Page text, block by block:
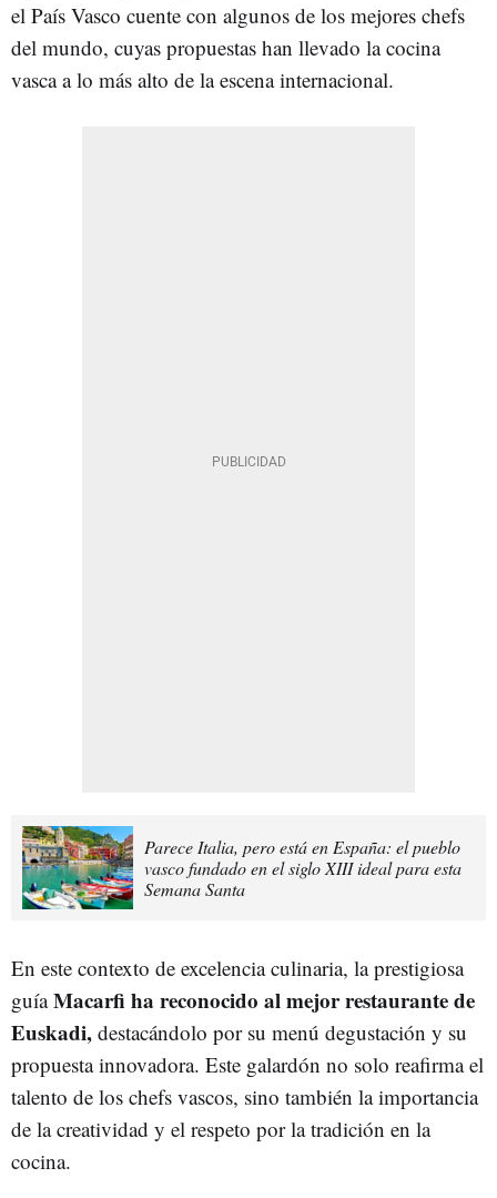
el País Vasco cuente con algunos de los mejores chefs
del mundo, cuyas propuestas han llevado la cocina
vasca a lo más alto de la escena internacional.
Parece Italia, pero está en España: el pueblo
vasco fundado en el siglo XIII ideal para esta
Semana Santa
En este contexto de excelencia culinaria, la prestigiosa
guíaMacarfi ha reconocido al mejor restaurante de
Euskadi, destacándolo por su menú degustación y su
propuesta innovadora. Este galardón no solo reafirma el
talento de los chefs vascos, sino también la importancia
de la creatividad y el respeto por la tradición en la
cocina.